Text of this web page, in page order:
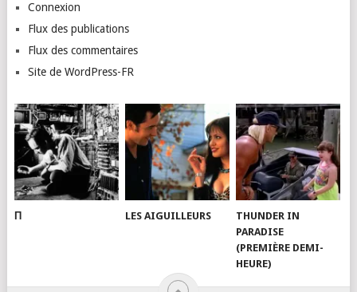
Connexion
Flux des publications
Flux des commentaires
Site de WordPress-FR
Π LES AIGUILLEURS
THUNDER IN
PARADISE
(PREMIÈRE DEMI-
HEURE)